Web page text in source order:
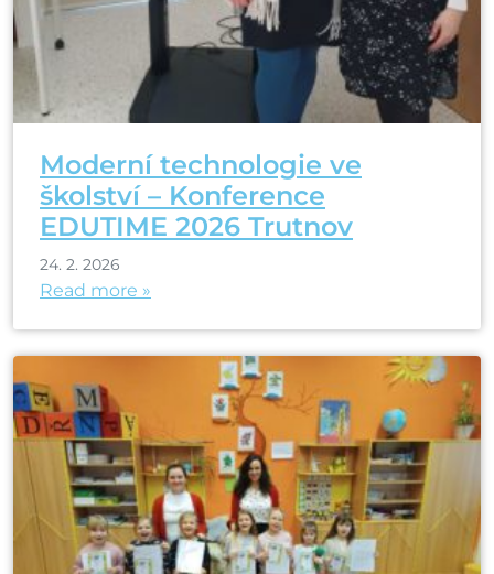
Moderní technologie ve
školství – Konference
EDUTIME 2026 Trutnov
24. 2. 2026
Read more »